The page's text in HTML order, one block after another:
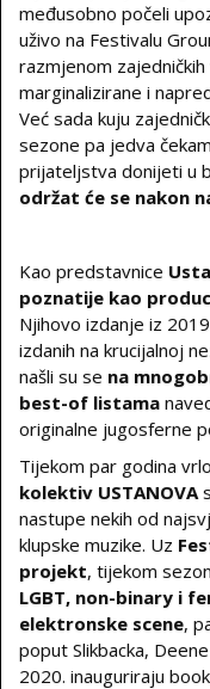
međusobno počeli
uživo na Festivalu
razmjenom
marginalizirane i
Već sada kuju
sezone pa jedva
prijateljstva donijeti u
održat će se nakon
Kao predstavnice
poznatije kao
Njihovo izdanje iz
izdanih na krucijalnoj
našli su se na
best-of listama
originalne jugosferne
Tijekom par godina
kolektiv USTANOVA
nastupe nekih od
klupske muzike. Uz
projekt, tijekom
LGBT, non-binary i
elektronske scene,
poput Slikbacka,
2020. inauguriraju